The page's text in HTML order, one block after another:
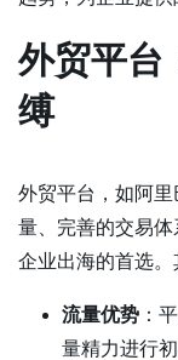
外贸平台
缚
外贸平台，如阿
量、完善的交易
企业出海的首选。
流量优势 ：
量精力进行